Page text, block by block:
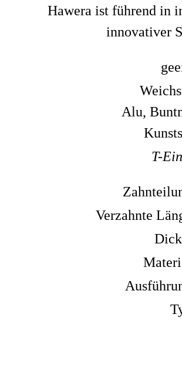
Hawera ist führend in
innovativer
Alu,
T-
Verzahnte